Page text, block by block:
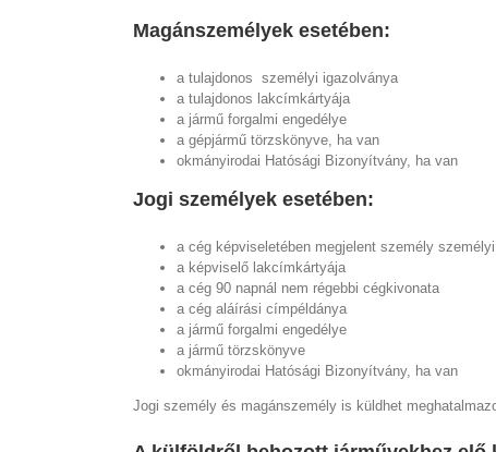
Magánszemélyek esetében:
a tulajdonos személyi igazolványa
a tulajdonos lakcímkártyája
a jármű forgalmi engedélye
a gépjármű törzskönyve, ha van
okmányirodai Hatósági Bizonyítvány, ha van
Jogi személyek esetében:
a cég képviseletében megjelent személy
a képviselő lakcímkártyája
a cég 90 napnál nem régebbi cégkivonata
a cég aláírási címpéldánya
a jármű forgalmi engedélye
a jármű törzskönyve
okmányirodai Hatósági Bizonyítvány, ha van
Jogi személy és magánszemély is küldhet